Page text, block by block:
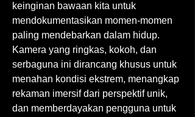
keinginan bawaan kita untuk
mendokumentasikan momen-momen
paling mendebarkan dalam hidup.
Kamera yang ringkas, kokoh, dan
serbaguna ini dirancang khusus untuk
menahan kondisi ekstrem, menangkap
rekaman imersif dari perspektif unik,
dan memberdayakan pengguna untuk